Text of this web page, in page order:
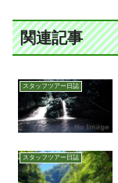
関連記事
スタッフツアー日誌
スタッフツアー日誌